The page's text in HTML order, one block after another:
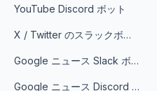
YouTube Discord ボット
X / Twitter のスラックボット
Google ニュース Slack ボット
Google ニュース Discord ボット